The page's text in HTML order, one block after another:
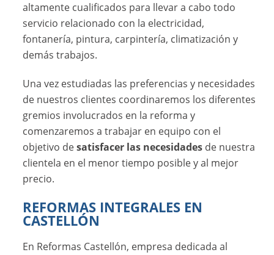
altamente cualificados para llevar a cabo todo
servicio relacionado con la electricidad,
fontanería, pintura, carpintería, climatización y
demás trabajos.
Una vez estudiadas las preferencias y necesidades
de nuestros clientes coordinaremos los diferentes
gremios involucrados en la reforma y
comenzaremos a trabajar en equipo con el
objetivo desatisfacer las necesidades de nuestra
clientela en el menor tiempo posible y al mejor
precio.
REFORMAS INTEGRALES EN
CASTELLÓN
En Reformas Castellón, empresa dedicada al